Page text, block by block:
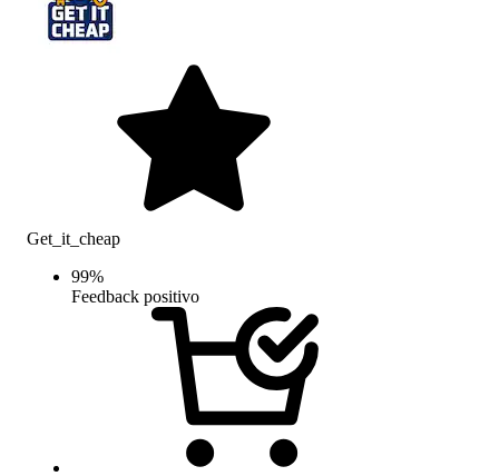
Get_it_cheap
99%
Feedback positivo